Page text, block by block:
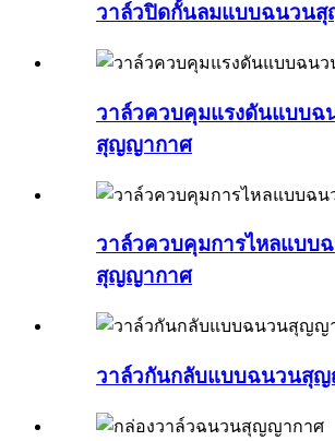
วาล์วปิดกั้นลมแบบฉนวน
วาล์วควบคุมแรงดันแบบฉ
สุญญากาศ
วาล์วควบคุมการไหลแบบ
สุญญากาศ
วาล์วกันกลับแบบฉนวนสุ